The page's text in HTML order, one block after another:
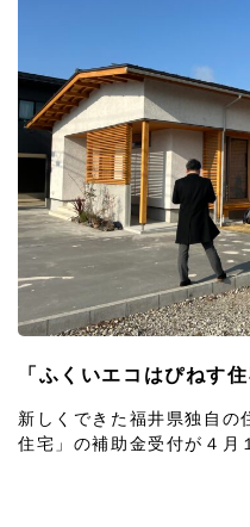
「ふくいエコはぴねす
新しくできた福井県独自の
住宅」の補助金受付が４月